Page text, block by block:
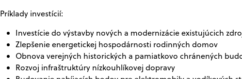
Príklady investícií:
Investície do výstavby nových a modernizácie existujúcich
Zlepšenie energetickej hospodárnosti rodinných domov
Obnova verejných historických a pamiatkovo chránených
Rozvoj infraštruktúry nízkouhlíkovej dopravy